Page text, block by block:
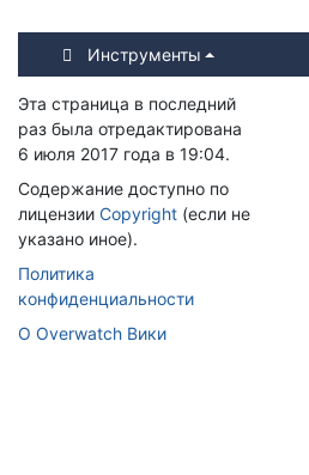
Инструменты
Эта страница в последний
раз была отредактирована
6 июля 2017 года в 19:04.
Содержание доступно по
лицензии Copyright (если не
указано иное).
Политика
конфиденциальности
О Overwatch Вики